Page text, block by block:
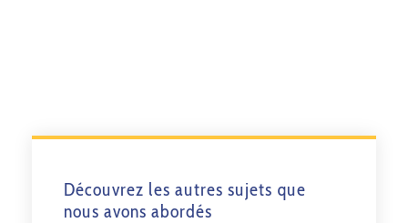
Découvrez les autres sujets que
nous avons abordés